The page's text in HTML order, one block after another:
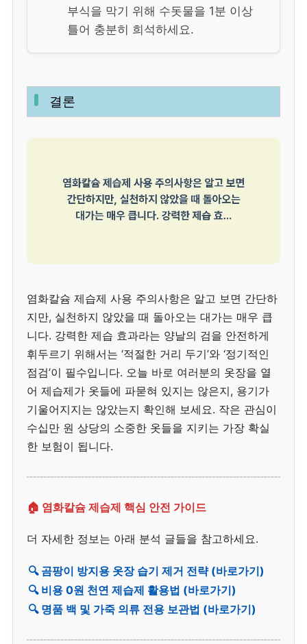
부식을 막기 위해 수돗물을 1분 이상
틀어 충분히 희석하세요.
결론
염화칼슘 제습제 사용 주의사항은 알고 보면 간단하
지만, 실천하지 않았을 때 돌아오는 대가는 매우 큽
니다. 강력한 제습 효과라는 양날의 검을 안전하게
휘두르기 위해서는 ‘적절한 거리 두기’와 ‘정기적인
점검’이 필수입니다. 오늘 바로 여러분의 옷장을 열
어 제습제가 옷들에 파묻혀 있지는 않은지, 용기가
기울어지지는 않았는지 확인해 보세요. 작은 관심이
수십만 원 상당의 소중한 옷들을 지키는 가장 확실
한 보험이 됩니다.
🏠 염화칼슘 제습제 핵심 안전 가이드
더 자세한 정보는 아래 분석 글들을 참고하세요.
🔍 곰팡이 방지용 옷장 습기 제거 전략 (바로가기)
🔍 비용 0원 천연 제습제 활용법 (바로가기)
🔍 명품 백 및 가죽 의류 전용 보관법 (바로가기)